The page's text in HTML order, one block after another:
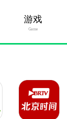
游戏
Game